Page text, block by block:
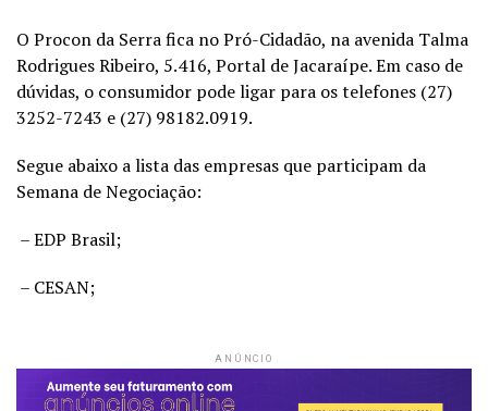
O Procon da Serra fica no Pró-Cidadão, na avenida Talma
Rodrigues Ribeiro, 5.416, Portal de Jacaraípe. Em caso de
dúvidas, o consumidor pode ligar para os telefones (27)
3252-7243 e (27) 98182.0919.
Segue abaixo a lista das empresas que participam da
Semana de Negociação:
– EDP Brasil;
– CESAN;
ANÚNCIO